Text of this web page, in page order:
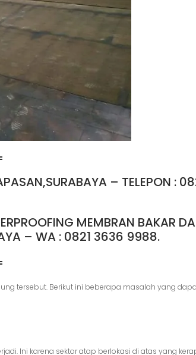
– TELEPON :
MEMBRAN BAKAR
– WA : 0821 3636 9988.
tersebut. Berikut ini beberapa masalah yang
Ini karena sektor atap berlokasi di atas yang